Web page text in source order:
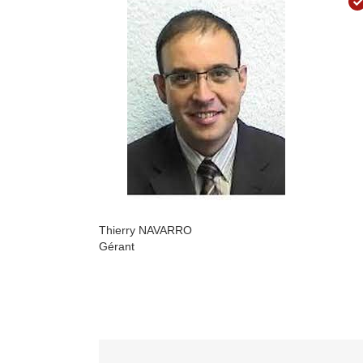
Thierry NAVARRO
Gérant